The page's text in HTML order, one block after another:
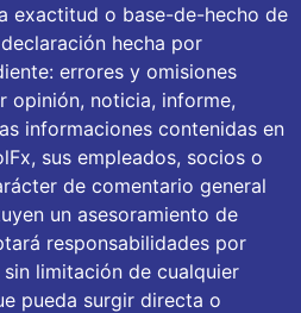
exactitud o base-de-hecho de
hecha por
errores y omisiones
opinión, noticia, informe,
informaciones contenidas en
sus empleados, socios o
de comentario general
un asesoramiento de
responsabilidades por
limitación de cualquier
pueda surgir directa o